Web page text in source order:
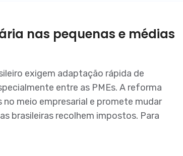
nas pequenas e médias
exigem adaptação rápida de
entre as PMEs. A reforma
meio empresarial e promete mudar
brasileiras recolhem impostos. Para